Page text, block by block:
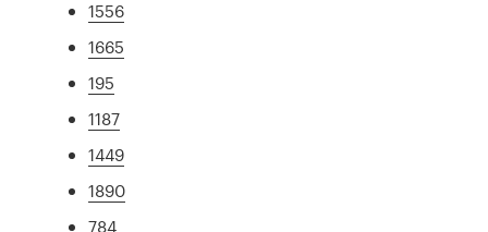
1556
1665
195
1187
1449
1890
784